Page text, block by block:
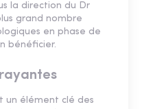
la direction du Dr
grand nombre
en phase de
bénéficier.
un élément clé des